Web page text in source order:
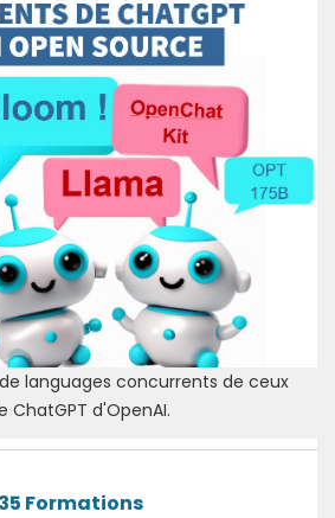
languages concurrents de ceux
ChatGPT d'OpenAI.
35 Formations